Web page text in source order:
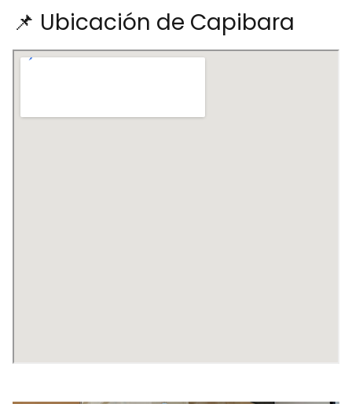
📌 Ubicación de Capibara